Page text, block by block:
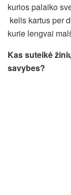
kurios palaiko
kelis kartus per
kurie lengvai
Kas suteikė
savybes?